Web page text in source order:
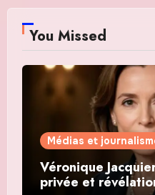
You Missed
Médias et
Véronique
privée et